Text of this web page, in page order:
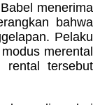
menerima
bahwa
Pelaku
merental
rental tersebut